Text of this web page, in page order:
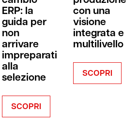
ERP: la
guida per
non
arrivare
impreparati
alla
selezione
SCOPRI
con una
visione
integrata e
multilivello
SCOPRI